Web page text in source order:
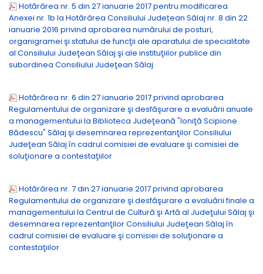
Hotărârea nr. 5 din 27 ianuarie 2017 pentru modificarea
Anexei nr. 1b la Hotărârea Consiliului Județean Sălaj nr. 8 din 22
ianuarie 2016 privind aprobarea numărului de posturi,
organigramei şi statului de funcţii ale aparatului de specialitate
al Consiliului Judeţean Sălaj şi ale instituţiilor publice din
subordinea Consiliului Judeţean Sălaj
Hotărârea nr. 6 din 27 ianuarie 2017 privind aprobarea
Regulamentului de organizare şi desfăşurare a evaluării anuale
a managementului la Biblioteca Judeţeană "Ioniţă Scipione
Bădescu" Sălaj şi desemnarea reprezentanţilor Consiliului
Judeţean Sălaj în cadrul comisiei de evaluare şi comisiei de
soluţionare a contestaţiilor
Hotărârea nr. 7 din 27 ianuarie 2017 privind aprobarea
Regulamentului de organizare şi desfăşurare a evaluării finale a
managementului la Centrul de Cultură şi Artă al Judeţului Sălaj şi
desemnarea reprezentanţilor Consiliului Judeţean Sălaj în
cadrul comisiei de evaluare şi comisiei de soluţionare a
contestaţiilor